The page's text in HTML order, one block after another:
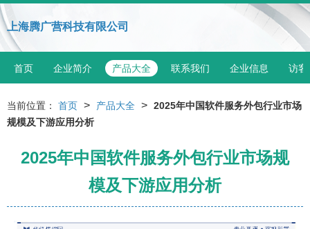
上海腾广营科技有限公司
首页 企业简介 产品大全 联系我们 企业信息 访客
当前位置： 首页 > 产品大全 > 2025年中国软件服务外包行业市场
规模及下游应用分析
2025年中国软件服务外包行业市场规
模及下游应用分析